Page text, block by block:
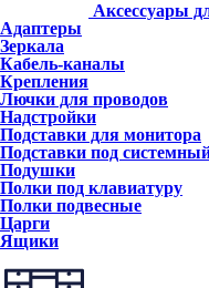
Аксессуары
Адаптеры
Зеркала
Кабель-каналы
Крепления
Лючки для проводов
Надстройки
Подставки для монитора
Подставки под
Подушки
Полки под клавиатуру
Полки подвесные
Царги
Ящики